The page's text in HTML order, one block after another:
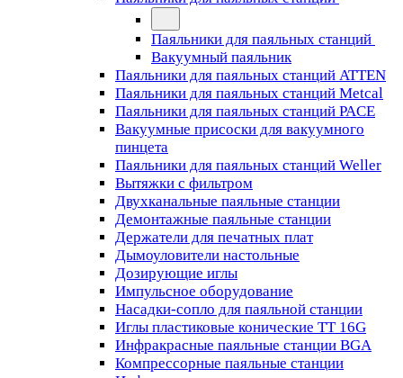
Паяльники для паяльных станций
Вакуумный паяльник
Паяльники для паяльных станций ATTEN
Паяльники для паяльных станций Metcal
Паяльники для паяльных станций PACE
Вакуумные присоски для вакуумного
пинцета
Паяльники для паяльных станций Weller
Вытяжки с фильтром
Двухканальные паяльные станции
Демонтажные паяльные станции
Держатели для печатных плат
Дымоуловители настольные
Дозирующие иглы
Импульсное оборудование
Насадки-сопло для паяльной станции
Иглы пластиковые конические TT 16G
Инфракрасные паяльные станции BGA
Компрессорные паяльные станции